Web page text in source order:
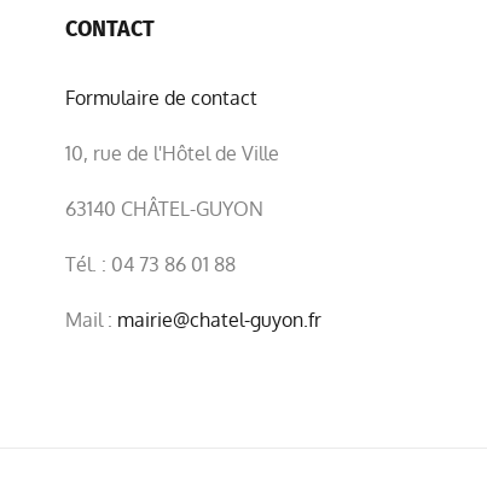
CONTACT
Formulaire de contact
10, rue de l'Hôtel de Ville
63140 CHÂTEL-GUYON
Tél. : 04 73 86 01 88
Mail : mairie@chatel-guyon.fr